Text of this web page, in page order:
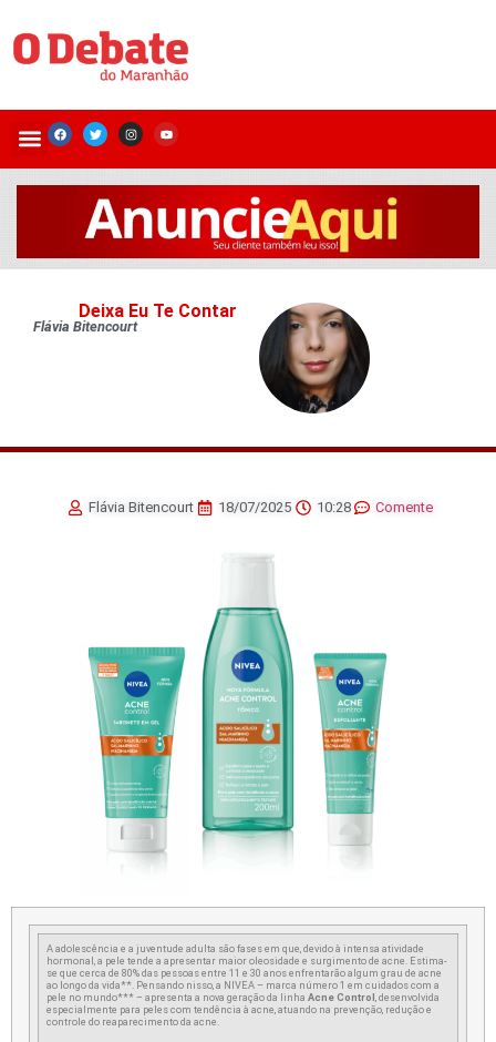
Deixa Eu Te Contar
Flávia Bitencourt
Flávia Bitencourt 18/07/2025 10:28 Comente
A adolescência e a juventude adulta são fases em que, devido à intensa atividade
hormonal, a pele tende a apresentar maior oleosidade e surgimento de acne. Estima-
se que cerca de 80% das pessoas entre 11 e 30 anos enfrentarão algum grau de acne
ao longo da vida**. Pensando nisso, a NIVEA – marca número 1 em cuidados com a
pele no mundo*** – apresenta a nova geração da linha Acne Control , desenvolvida
especialmente para peles com tendência à acne, atuando na prevenção, redução e
controle do reaparecimento da acne.